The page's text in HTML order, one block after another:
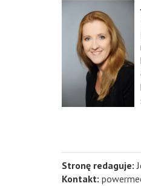
Stronę redaguje:
Kontakt: